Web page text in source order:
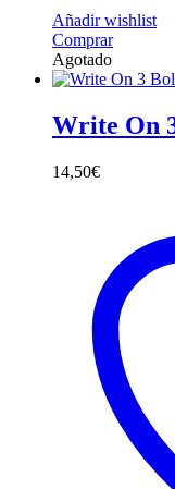
Añadir wishlist
Comprar
Agotado
Write On
14,50€